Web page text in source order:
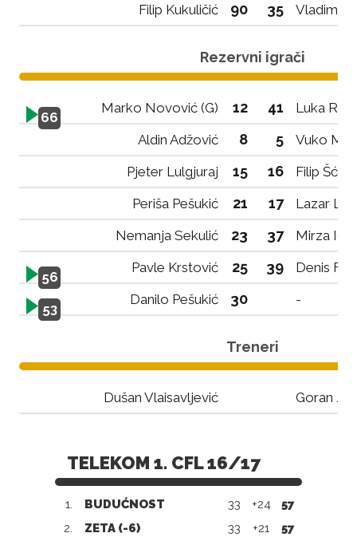
Filip Kukuličić
90 35 Vladimir
Rezervni igrači
66
Marko Novović (G) 12 41
Luka
Aldin Adžović
8 5
Vuko
Pjeter Lulgjuraj
15 16
Filip
Periša Pešukić
21 17
Lazar
Nemanja Sekulić
23 37 Mirza
56
Pavle Krstović 25 39 Denis
53
Danilo Pešukić 30 -
Treneri
Dušan Vlaisavljević Goran
TELEKOM 1. CFL 16/17
1. BUDUĆNOST 33 +24
57
2.
ZETA (-6) 33 +21
57